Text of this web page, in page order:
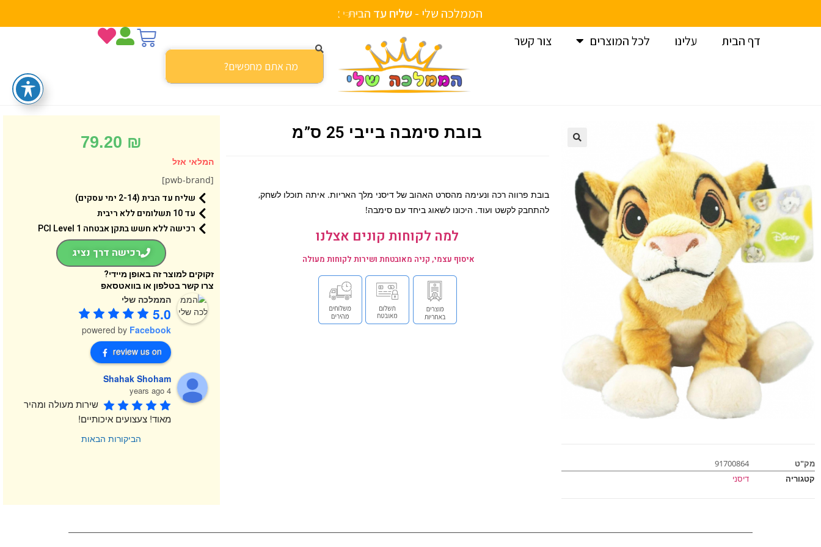
הממלכה שלי -שליחעדהבית
דף הבית
עלינו לכל המוצרים צור קשר
מק"ט
91700864
קטגוריה
דיסני
בובת סימבה בייבי 25 ס”מ
בובת פרווה רכה ונעימה מהסרט האהוב של דיסני מלך האריות. איתה תוכלו לשחק,
להתחבק לקשט ועוד. היכונו לשאוג ביחד עם סימבה!
למה לקוחות קונים אצלנו
איסוף עצמי, קניה מאובטחת ושירות לקוחות מעולה
79.20 ₪
המלאי אזל
[pwb-brand]
שליח עד הבית (2-14 ימי עסקים)
עד 10 תשלומים ללא ריבית
רכישה ללא חשש בתקן אבטחה 1 PCI Level
רכישה דרך נציג
זקוקים למוצר זה באופן מיידי?
צרו קשר בטלפון או בוואטסאפ
הממלכה שלי
5.0
powered by Facebook
review us on
Shahak Shoham
4 years ago
מאוד! צעצועים איכותיים!
הביקורות הבאות